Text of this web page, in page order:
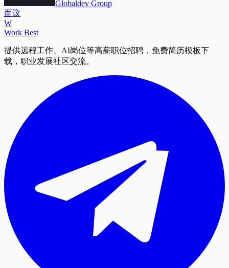
Globaldev Group
面议
W
Work Best
提供远程工作、AI岗位等高薪职位招聘，免费简历模板下
载，职业发展社区交流。